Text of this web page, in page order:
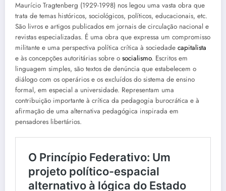
Maurício Tragtenberg (1929-1998) nos legou uma vasta obra que
trata de temas históricos, sociológicos, políticos, educacionais, etc.
São livros e artigos publicados em jornais de circulação nacional e
revistas especializadas. É uma obra que expressa um compromisso
militante e uma perspectiva política crítica à sociedade capitalista
e às concepções autoritárias sobre o socialismo. Escritos em
linguagem simples, são textos de denúncia que estabelecem o
diálogo com os operários e os excluídos do sistema de ensino
formal, em especial a universidade. Representam uma
contribuição importante à crítica da pedagogia burocrática e à
afirmação de uma alternativa pedagógica inspirada em
pensadores libertários.